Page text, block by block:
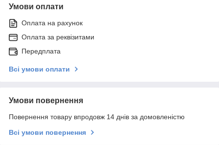
Умови оплати
Оплата на рахунок
Оплата за реквізитами
Передплата
Всі умови оплати
Умови повернення
Повернення товару впродовж 14 днів за домовленістю
Всі умови повернення